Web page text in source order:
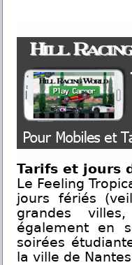
Tarifs et jours
Le Feeling
jours fériés
grandes
également en
soirées
la ville de